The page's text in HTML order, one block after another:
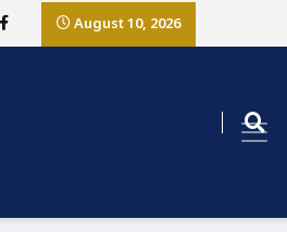
August 10, 2026